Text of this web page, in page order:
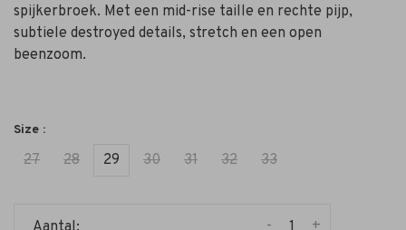
spijkerbroek. Met een mid-rise taille en rechte pijp,
subtiele destroyed details, stretch en een open
beenzoom.
Size :
27 28 29 30 31 32 33
+
-